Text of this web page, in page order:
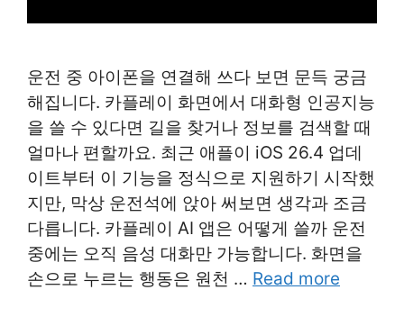
운전 중 아이폰을 연결해 쓰다 보면 문득 궁금
해집니다. 카플레이 화면에서 대화형 인공지능
을 쓸 수 있다면 길을 찾거나 정보를 검색할 때
얼마나 편할까요. 최근 애플이 iOS 26.4 업데
이트부터 이 기능을 정식으로 지원하기 시작했
지만, 막상 운전석에 앉아 써보면 생각과 조금
다릅니다. 카플레이 AI 앱은 어떻게 쓸까 운전
중에는 오직 음성 대화만 가능합니다. 화면을
손으로 누르는 행동은 원천 … Read more